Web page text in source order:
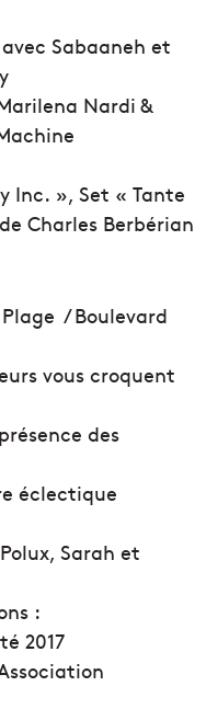
Sabaaneh et
Nardi &
Inc. », Set « Tante
Charles Berbérian
Plage / Boulevard
vous croquent
des
éclectique
Sarah et
:
2017